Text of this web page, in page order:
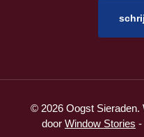
© 2026 Oogst Sieraden.
door Window Stories -